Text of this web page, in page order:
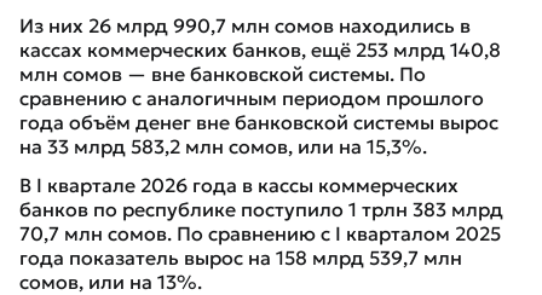
Из них 26 млрд 990,7 млн сомов находились в
кассах коммерческих банков, ещё 253 млрд 140,8
млн сомов — вне банковской системы. По
сравнению с аналогичным периодом прошлого
года объём денег вне банковской системы вырос
на 33 млрд 583,2 млн сомов, или на 15,3%.
В I квартале 2026 года в кассы коммерческих
банков по республике поступило 1 трлн 383 млрд
70,7 млн сомов. По сравнению с I кварталом 2025
года показатель вырос на 158 млрд 539,7 млн
сомов, или на 13%.